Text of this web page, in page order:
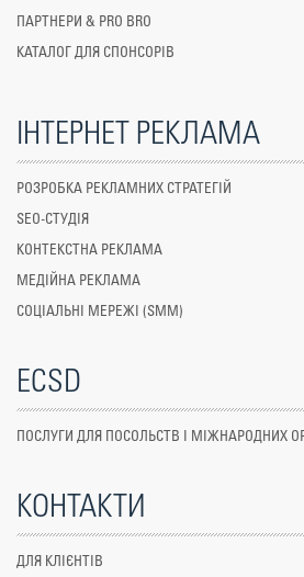
ПАРТНЕРИ & PRO BRO
КАТАЛОГ ДЛЯ СПОНСОРІВ
ІНТЕРНЕТ РЕКЛАМА
РОЗРОБКА РЕКЛАМНИХ СТРАТЕГІЙ
SEO-СТУДІЯ
КОНТЕКСТНА РЕКЛАМА
МЕДІЙНА РЕКЛАМА
СОЦІАЛЬНІ МЕРЕЖІ (SMM)
ECSD
ПОСЛУГИ ДЛЯ ПОСОЛЬСТВ І МІЖНАРОДНИХ
КОНТАКТИ
ДЛЯ КЛІЄНТІВ